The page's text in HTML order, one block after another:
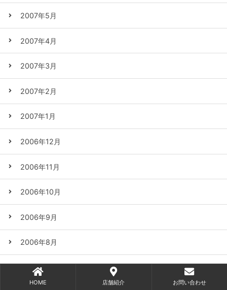
2007年5月
2007年4月
2007年3月
2007年2月
2007年1月
2006年12月
2006年11月
2006年10月
2006年9月
2006年8月
2006年7月
HOME 店舗紹介 お問い合わせ